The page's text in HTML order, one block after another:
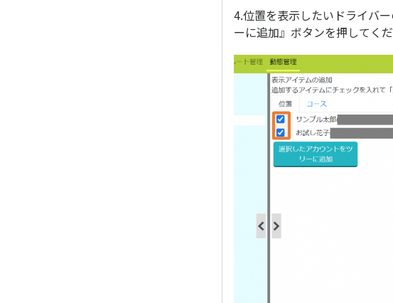
4.位置を表示したいドライバ
ーに追加』ボタンを押してく